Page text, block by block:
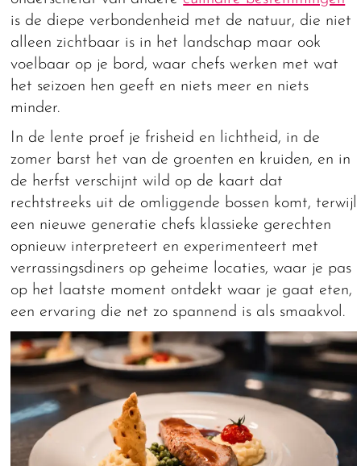
is de diepe verbondenheid met de natuur, die niet
alleen zichtbaar is in het landschap maar ook
voelbaar op je bord, waar chefs werken met wat
het seizoen hen geeft en niets meer en niets
minder.
In de lente proef je frisheid en lichtheid, in de
zomer barst het van de groenten en kruiden, en in
de herfst verschijnt wild op de kaart dat
rechtstreeks uit de omliggende bossen komt, terwijl
een nieuwe generatie chefs klassieke gerechten
opnieuw interpreteert en experimenteert met
verrassingsdiners op geheime locaties, waar je pas
op het laatste moment ontdekt waar je gaat eten,
een ervaring die net zo spannend is als smaakvol.